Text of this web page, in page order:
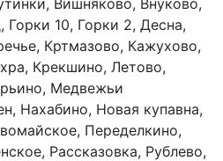
Вишняково, Внуково,
Горки 10, Горки 2, Десна,
Кртмазово, Кажухово,
Крекшино, Летово,
Медвежьи
Нахабино, Новая купавна,
Переделкино,
Рассказовка, Рублево,